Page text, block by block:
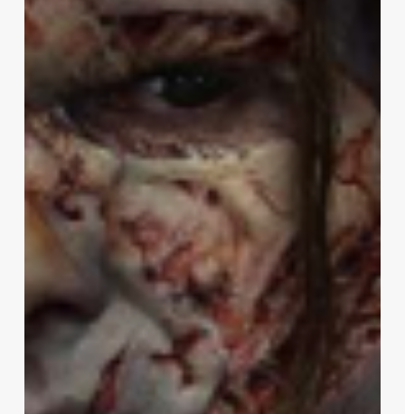
tráiler
‘Frankenstein’
Toro